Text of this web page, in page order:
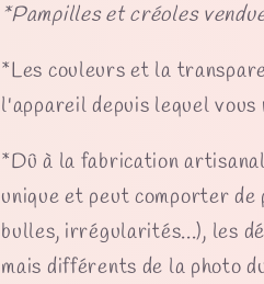
*Pampilles et créoles
*Les couleurs et la
l'appareil depuis lequel
*Dû à la fabrication
unique et peut comporter
bulles, irrégularités...), les
mais différents de la photo